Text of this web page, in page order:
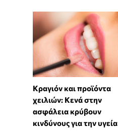
Κραγιόν και προϊόντα
χειλιών: Κενά στην
ασφάλεια κρύβουν
κινδύνους για την υγεία